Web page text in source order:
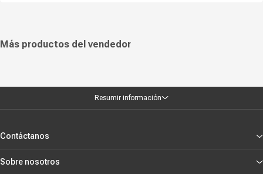
Más productos del vendedor
Resumir información
Contáctanos
Sobre nosotros